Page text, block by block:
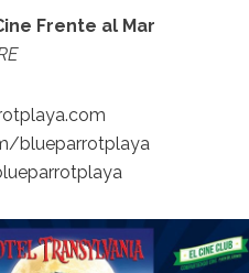
Frente al Mar
blueparrotplaya